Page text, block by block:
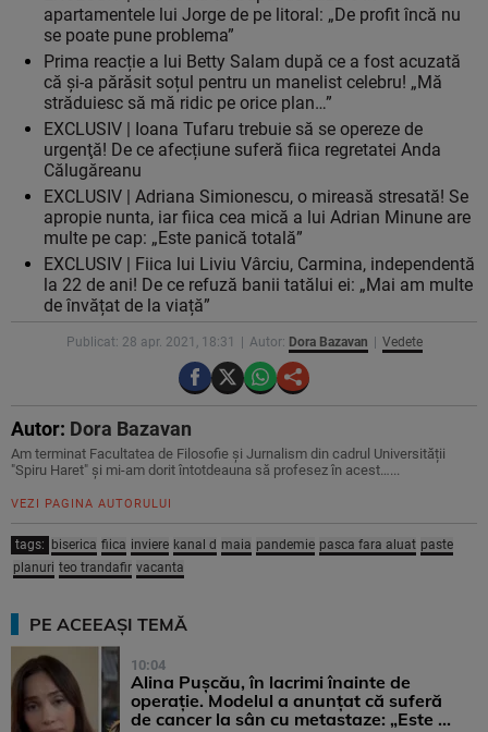
apartamentele lui Jorge de pe litoral: „De profit încă nu
se poate pune problema”
Prima reacție a lui Betty Salam după ce a fost acuzată
că și-a părăsit soțul pentru un manelist celebru! „Mă
străduiesc să mă ridic pe orice plan…”
EXCLUSIV | Ioana Tufaru trebuie să se opereze de
urgenţă! De ce afecțiune suferă fiica regretatei Anda
Călugăreanu
EXCLUSIV | Adriana Simionescu, o mireasă stresată! Se
apropie nunta, iar fiica cea mică a lui Adrian Minune are
multe pe cap: „Este panică totală”
EXCLUSIV | Fiica lui Liviu Vârciu, Carmina, independentă
la 22 de ani! De ce refuză banii tatălui ei: „Mai am multe
de învățat de la viață”
Publicat: 28 apr. 2021, 18:31 Autor: Dora Bazavan Vedete
Autor: Dora Bazavan
Am terminat Facultatea de Filosofie și Jurnalism din cadrul Universității
"Spiru Haret" și mi-am dorit întotdeauna să profesez în acest…...
VEZI PAGINA AUTORULUI
tags: biserica fiica inviere kanal d maia pandemie pasca fara aluat paste
planuri teo trandafir vacanta
PE ACEEAȘI TEMĂ
10:04
Alina Pușcău, în lacrimi înainte de
operație. Modelul a anunțat că suferă
de cancer la sân cu metastaze: „Este ...